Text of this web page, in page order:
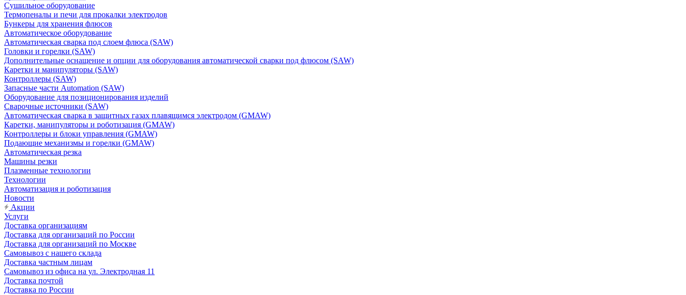
Сушильное оборудование
Термопеналы и печи для прокалки электродов
Бункеры для хранения флюсов
Автоматическое оборудование
Автоматическая сварка под слоем флюса (SAW)
Головки и горелки (SAW)
Дополнительные оснащение и опции для оборудования автоматической сварки под флюсом (SAW)
Каретки и манипуляторы (SAW)
Контроллеры (SAW)
Запасные части Automation (SAW)
Оборудование для позиционирования изделий
Сварочные источники (SAW)
Автоматическая сварка в защитных газах плавящимся электродом (GMAW)
Каретки, манипуляторы и роботизация (GMAW)
Контроллеры и блоки управления (GMAW)
Подающие механизмы и горелки (GMAW)
Автоматическая резка
Машины резки
Плазменные технологии
Технологии
Автоматизация и роботизация
Новости
Акции
Услуги
Доставка организациям
Доставка для организаций по России
Доставка для организаций по Москве
Самовывоз с нашего склада
Доставка частным лицам
Самовывоз из офиса на ул. Электродная 11
Доставка почтой
Доставка по России